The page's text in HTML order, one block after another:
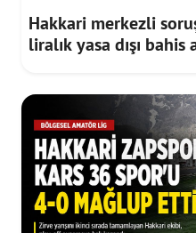
Hakkari merkezli
liralık yasa dışı